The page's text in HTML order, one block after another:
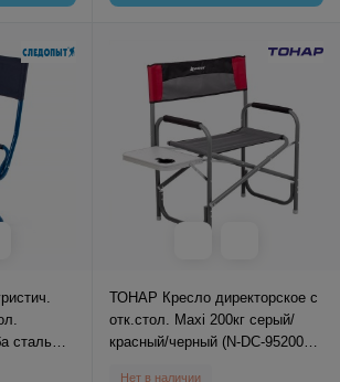
сталь
ТОНАР Кресло директорское с
отк.стол. Maxi 200кг серый/
красный/черный (N-DC-95200T-
Нет в наличии